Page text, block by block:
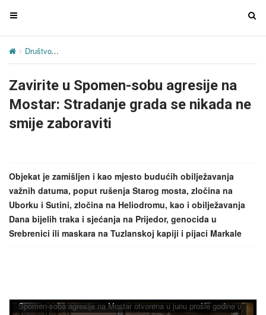
T
g
e
n
v
a
i
o
n
T
n
Društvo
Zavirite u Spomen-sobu agresije na
Mostar: Stradanje grada se nikada ne
smije zaboraviti
Objekat je zamišljen i kao mjesto budućih obilježavanja
važnih datuma, poput rušenja Starog mosta, zločina na
Uborku i Sutini, zločina na Heliodromu, kao i obilježavanja
Dana bijelih traka i sjećanja na Prijedor, genocida u
Srebrenici ili maskara na Tuzlanskoj kapiji i pijaci Markale
Spomen-soba agresije na Mostar otvorena u junu prošle godine u